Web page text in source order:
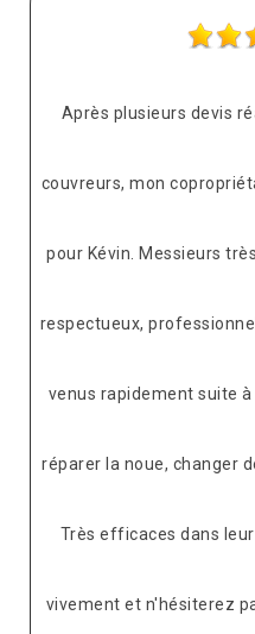
Après plusieurs devis
couvreurs, mon
pour Kévin. Messieurs
respectueux,
venus rapidement suite
réparer la noue, changer
Très efficaces dans
vivement et n'hésiterez